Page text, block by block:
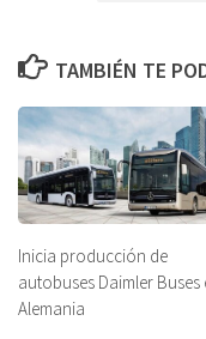
TAMBIÉN TE
Inicia producción de
autobuses Daimler Buses
Alemania